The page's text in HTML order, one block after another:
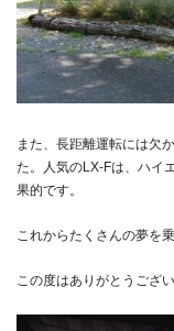
また、長距離運転には欠
た。
人気のLX-Fは、ハイ
果的です。
これからたくさんの夢を
この度はありがとうござい